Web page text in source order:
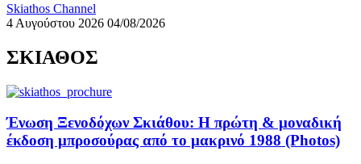
Skiathos Channel
4 Αυγούστου 2026 04/08/2026
ΣΚΙΑΘΟΣ
Ένωση Ξενοδόχων Σκιάθου: Η πρώτη & μοναδική
έκδοση μπροσούρας από το μακρινό 1988 (Photos)